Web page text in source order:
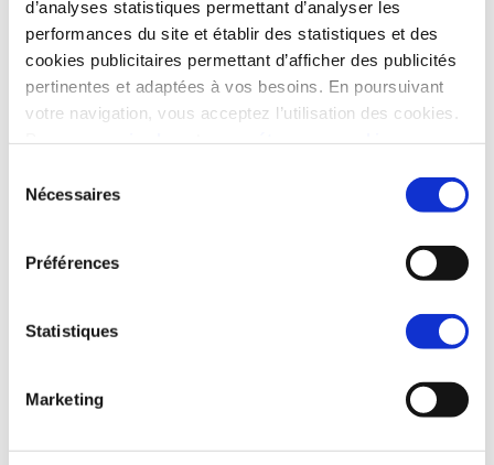
d’analyses statistiques permettant d’analyser les
performances du site et établir des statistiques et des
cookies publicitaires permettant d’afficher des publicités
pertinentes et adaptées à vos besoins. En poursuivant
votre navigation, vous acceptez l’utilisation des cookies.
Nécessaires
Préférences
Statistiques
Marketing
Côte d’Azur.